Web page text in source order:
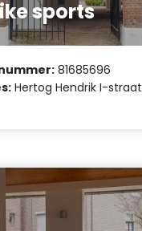
sports
81685696
Hertog Hendrik I-straat